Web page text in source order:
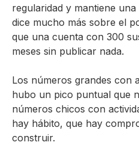
regularidad y mantiene
dice mucho más sobre el
que una cuenta con 300
meses sin publicar nada.
Los números grandes con
hubo un pico puntual que
números chicos con
hay hábito, que hay
construir.